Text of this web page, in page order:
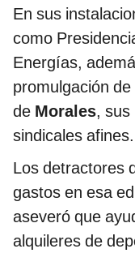
En sus
como
Energías,
promulgación
de Morales, sus
sindicales afines.
Los detractores
gastos en esa
aseveró que
alquileres de